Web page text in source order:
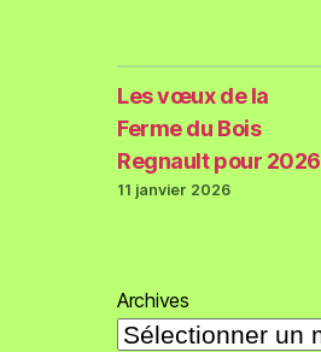
Les vœux de la
Ferme du Bois
Regnault pour 2026
11 janvier 2026
Archives